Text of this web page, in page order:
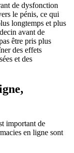
de dysfonction
le pénis, ce qui
longtemps et plus
avant de
être pris plus
des effets
et des
important de
en ligne sont